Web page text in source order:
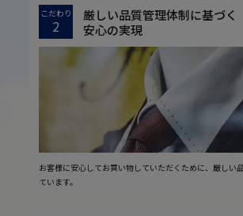
こだわり
2
厳しい品質管理体制に基づく
安心の実現
お客様に安心してお買い物していただくために、厳しい
ています。